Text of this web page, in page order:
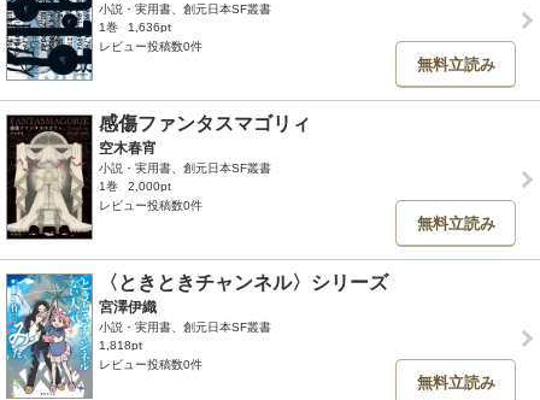
小説・実用書、創元日本SF叢書
1巻
1,636pt
レビュー投稿数0件
無料立読み
感傷ファンタスマゴリィ
空木春宵
小説・実用書、創元日本SF叢書
1巻
2,000pt
レビュー投稿数0件
無料立読み
〈ときときチャンネル〉シリーズ
宮澤伊織
小説・実用書、創元日本SF叢書
1,818pt
レビュー投稿数0件
無料立読み